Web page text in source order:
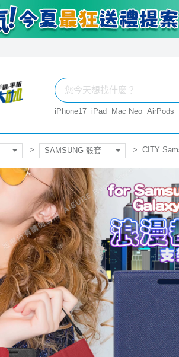
iPhone17 iPad Mac Neo AirPods
SAMSUNG 殼套 CITY